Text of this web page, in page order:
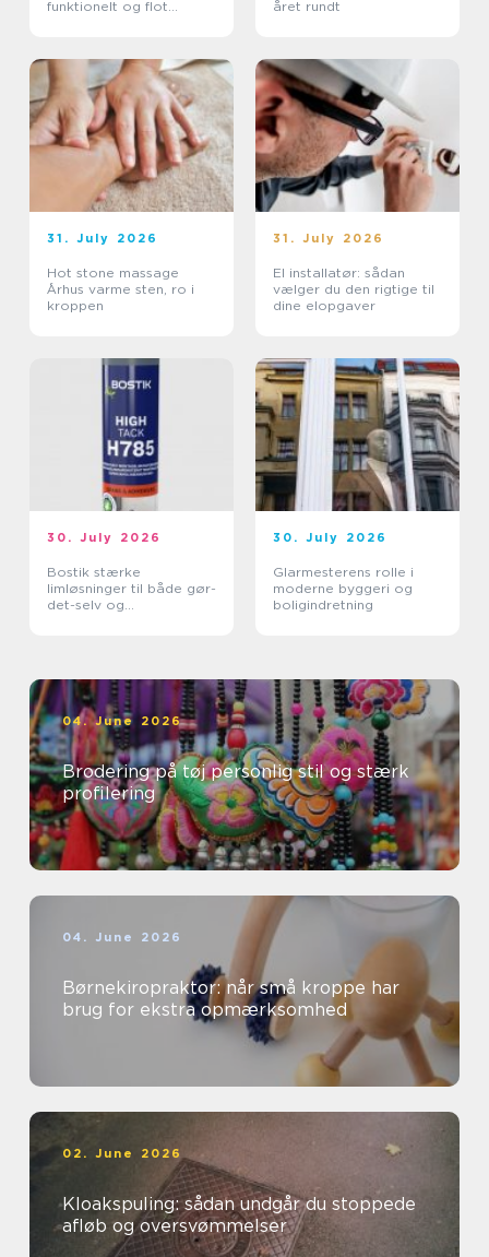
funktionelt og flot
året rundt
31. July 2026
Hot stone massage
Århus varme sten, ro i
kroppen
31. July 2026
El installatør: sådan
vælger du den rigtige til
dine elopgaver
30. July 2026
Bostik stærke
limløsninger til både gør-
det-selv og
30. July 2026
Glarmesterens rolle i
moderne byggeri og
boligindretning
04. June 2026
Brodering på tøj personlig stil og stærk
profilering
04. June 2026
Børnekiropraktor: når små kroppe har
brug for ekstra opmærksomhed
02. June 2026
Kloakspuling: sådan undgår du stoppede
afløb og oversvømmelser